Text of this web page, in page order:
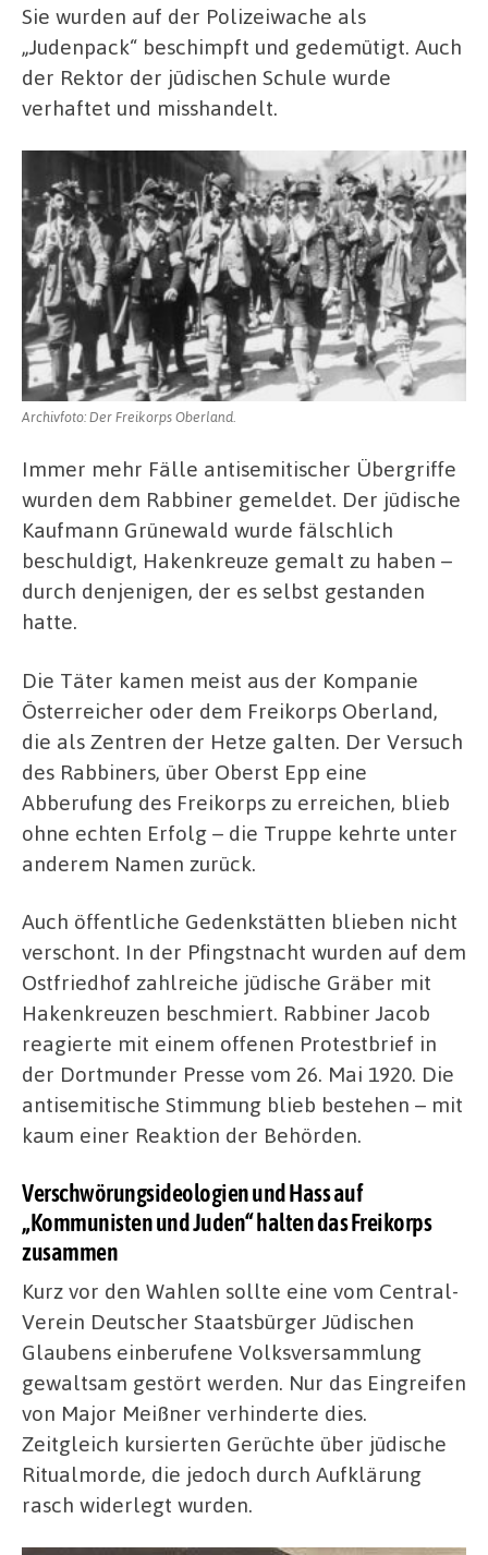
Sie wurden auf der Polizeiwache als
„Judenpack“ beschimpft und gedemütigt. Auch
der Rektor der jüdischen Schule wurde
verhaftet und misshandelt.
Archivfoto: Der Freikorps Oberland.
Immer mehr Fälle antisemitischer Übergriffe
wurden dem Rabbiner gemeldet. Der jüdische
Kaufmann Grünewald wurde fälschlich
beschuldigt, Hakenkreuze gemalt zu haben –
durch denjenigen, der es selbst gestanden
hatte.
Die Täter kamen meist aus der Kompanie
Österreicher oder dem Freikorps Oberland,
die als Zentren der Hetze galten. Der Versuch
des Rabbiners, über Oberst Epp eine
Abberufung des Freikorps zu erreichen, blieb
ohne echten Erfolg – die Truppe kehrte unter
anderem Namen zurück.
Auch öffentliche Gedenkstätten blieben nicht
verschont. In der Pfingstnacht wurden auf dem
Ostfriedhof zahlreiche jüdische Gräber mit
Hakenkreuzen beschmiert. Rabbiner Jacob
reagierte mit einem offenen Protestbrief in
der Dortmunder Presse vom 26. Mai 1920. Die
antisemitische Stimmung blieb bestehen – mit
kaum einer Reaktion der Behörden.
Verschwörungsideologien und Hass auf
„Kommunisten und Juden“ halten das Freikorps
zusammen
Kurz vor den Wahlen sollte eine vom Central-
Verein Deutscher Staatsbürger Jüdischen
Glaubens einberufene Volksversammlung
gewaltsam gestört werden. Nur das Eingreifen
von Major Meißner verhinderte dies.
Zeitgleich kursierten Gerüchte über jüdische
Ritualmorde, die jedoch durch Aufklärung
rasch widerlegt wurden.